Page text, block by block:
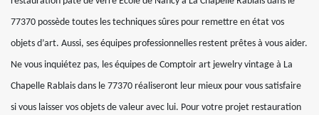
77370 possède toutes les techniques sûres pour remettre en état vos
objets d’art. Aussi, ses équipes professionnelles restent prêtes à vous aider.
Ne vous inquiétez pas, les équipes de Comptoir art jewelry vintage à La
Chapelle Rablais dans le 77370 réaliseront leur mieux pour vous satisfaire
si vous laisser vos objets de valeur avec lui. Pour votre projet restauration